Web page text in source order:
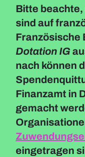
Bitte
sind auf
Französische
Dotation IG
nach können
Finanzamt in
gemacht
eingetragen